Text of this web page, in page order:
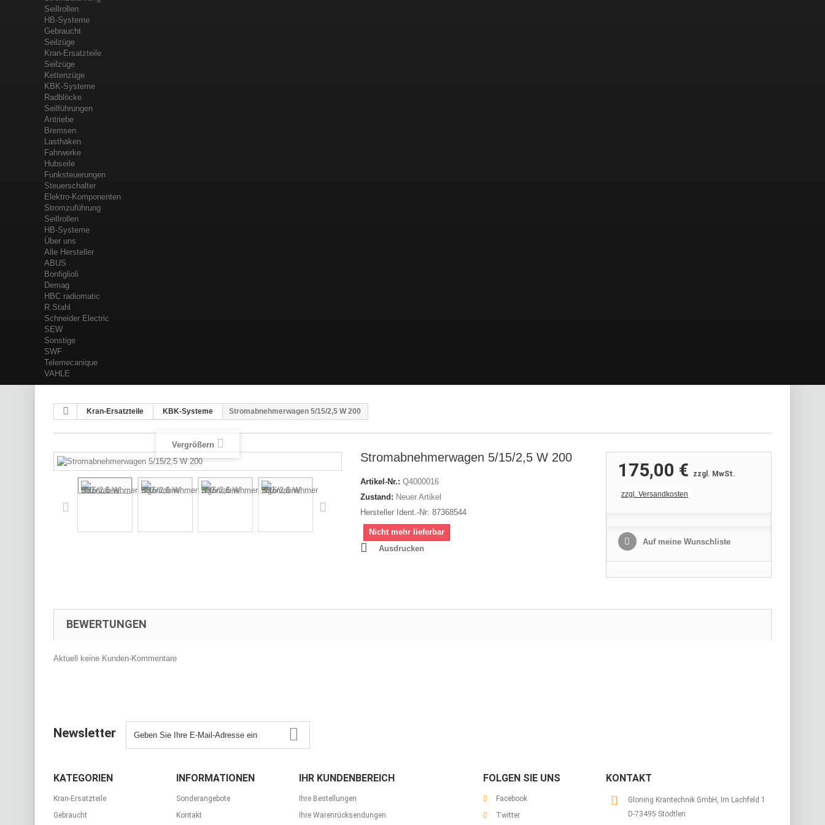
Seillrollen
HB-Systeme
Gebraucht
Seilzüge
Kran-Ersatzteile
Seilzüge
Kettenzüge
KBK-Systeme
Radblöcke
Seilführungen
Antriebe
Bremsen
Lasthaken
Fahrwerke
Hubseile
Funksteuerungen
Steuerschalter
Elektro-Komponenten
Stromzuführung
Seillrollen
HB-Systeme
Über uns
Alle Hersteller
ABUS
Bonfiglioli
Demag
HBC radiomatic
R.Stahl
Schneider Electric
SEW
Sonstige
SWF
Telemecanique
VAHLE
Kran-Ersatzteile KBK-Systeme Stromabnehmerwagen 5/15/2,5 W 200
Vergrößern
Stromabnehmerwagen 5/15/2,5 W 200
Artikel-Nr.: Q4000016
Zustand: Neuer Artikel
Hersteller Ident.-Nr: 87368544
Nicht mehr lieferbar
Ausdrucken
175,00 € zzgl. MwSt.
zzgl. Versandkosten
Auf meine Wunschliste
BEWERTUNGEN
Aktuell keine Kunden-Kommentare
Newsletter
KATEGORIEN
Kran-Ersatzteile
Gebraucht
INFORMATIONEN
Sonderangebote
Kontakt
IHR KUNDENBEREICH
Ihre Bestellungen
Ihre Warenrücksendungen
FOLGEN SIE UNS
Facebook
Twitter
KONTAKT
Gloning Krantechnik GmbH, Im Lachfeld 1
D-73495 Stödtlen